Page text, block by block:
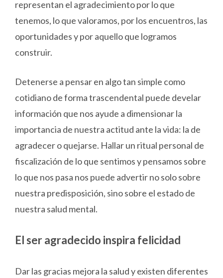
representan el agradecimiento por lo que
tenemos, lo que valoramos, por los encuentros, las
oportunidades y por aquello que logramos
construir.
Detenerse a pensar en algo tan simple como
cotidiano de forma trascendental puede develar
información que nos ayude a dimensionar la
importancia de nuestra actitud ante la vida: la de
agradecer o quejarse. Hallar un ritual personal de
fiscalización de lo que sentimos y pensamos sobre
lo que nos pasa nos puede advertir no solo sobre
nuestra predisposición, sino sobre el estado de
nuestra salud mental.
El ser agradecido inspira felicidad
Dar las gracias mejora la salud y existen diferentes